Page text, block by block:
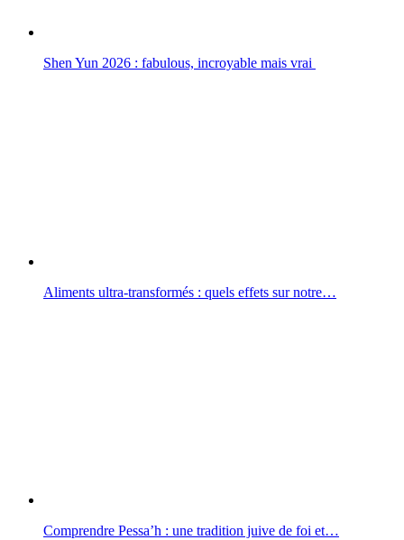
Shen Yun 2026 : fabulous, incroyable mais vrai
Aliments ultra-transformés : quels effets sur notre…
Comprendre Pessa’h : une tradition juive de foi et…